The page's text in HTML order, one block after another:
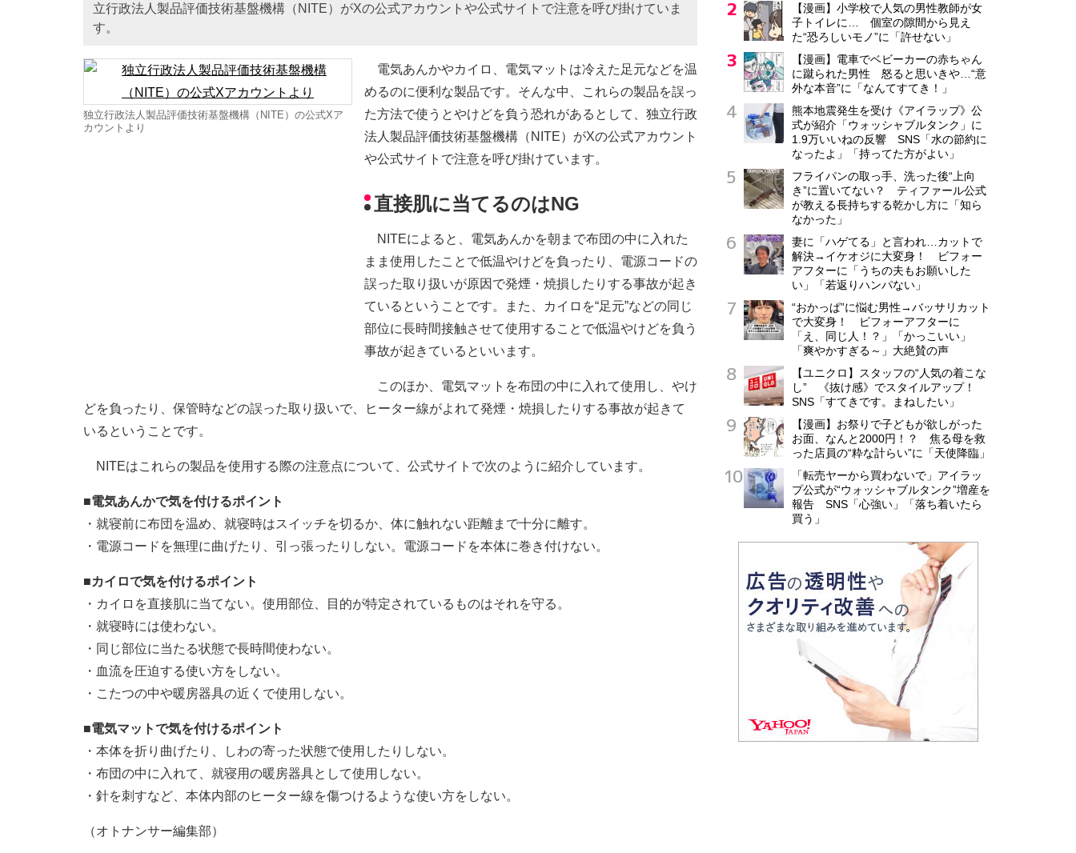
立行政法人製品評価技術基盤機構（NITE）がXの公式アカウントや公式サイトで注意を呼び掛けていま
す。
独立行政法人製品評価技術基盤機構（NITE）の公式Xア
カウントより
電気あんかやカイロ、電気マットは冷えた足元などを温
めるのに便利な製品です。そんな中、これらの製品を誤っ
た方法で使うとやけどを負う恐れがあるとして、独立行政
法人製品評価技術基盤機構（NITE）がXの公式アカウント
や公式サイトで注意を呼び掛けています。
直接肌に当てるのはNG
NITEによると、電気あんかを朝まで布団の中に入れた
まま使用したことで低温やけどを負ったり、電源コードの
誤った取り扱いが原因で発煙・焼損したりする事故が起き
ているということです。また、カイロを“足元”などの同じ
部位に長時間接触させて使用することで低温やけどを負う
事故が起きているといいます。
このほか、電気マットを布団の中に入れて使用し、やけ
どを負ったり、保管時などの誤った取り扱いで、ヒーター線がよれて発煙・焼損したりする事故が起きて
いるということです。
NITEはこれらの製品を使用する際の注意点について、公式サイトで次のように紹介しています。
■電気あんかで気を付けるポイント
・就寝前に布団を温め、就寝時はスイッチを切るか、体に触れない距離まで十分に離す。
・電源コードを無理に曲げたり、引っ張ったりしない。電源コードを本体に巻き付けない。
■カイロで気を付けるポイント
・カイロを直接肌に当てない。使用部位、目的が特定されているものはそれを守る。
・就寝時には使わない。
・同じ部位に当たる状態で長時間使わない。
・血流を圧迫する使い方をしない。
・こたつの中や暖房器具の近くで使用しない。
■電気マットで気を付けるポイント
・本体を折り曲げたり、しわの寄った状態で使用したりしない。
・布団の中に入れて、就寝用の暖房器具として使用しない。
・針を刺すなど、本体内部のヒーター線を傷つけるような使い方をしない。
（オトナンサー編集部）
【漫画】小学校で人気の男性教師が女
子トイレに… 個室の隙間から見え
た“恐ろしいモノ”に「許せない」
【漫画】電車でベビーカーの赤ちゃん
に蹴られた男性 怒ると思いきや…“意
外な本音”に「なんてすてき！」
熊本地震発生を受け《アイラップ》公
式が紹介「ウォッシャブルタンク」に
1.9万いいねの反響 SNS「水の節約に
なったよ」「持ってた方がよい」
フライパンの取っ手、洗った後“上向
き”に置いてない？ ティファール公式
が教える長持ちする乾かし方に「知ら
なかった」
妻に「ハゲてる」と言われ…カットで
解決→イケオジに大変身！ ビフォー
アフターに「うちの夫もお願いした
い」「若返りハンパない」
“おかっぱ”に悩む男性→バッサリカット
で大変身！ ビフォーアフターに
「え、同じ人！？」「かっこいい」
「爽やかすぎる～」大絶賛の声
【ユニクロ】スタッフの“人気の着こな
し” 《抜け感》でスタイルアップ！
SNS「すてきです。まねしたい」
【漫画】お祭りで子どもが欲しがった
お面、なんと2000円！？ 焦る母を救
った店員の“粋な計らい”に「天使降臨」
「転売ヤーから買わないで」アイラッ
プ公式が“ウォッシャブルタンク”増産を
報告 SNS「心強い」「落ち着いたら
買う」